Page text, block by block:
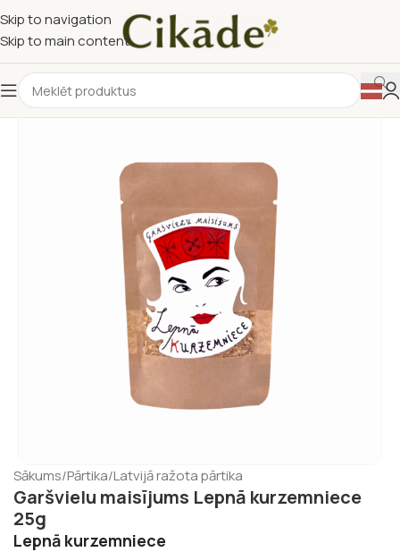
Skip to navigation
Skip to main content
Sākums/Pārtika/Latvijā ražota pārtika
Garšvielu maisījums Lepnā kurzemniece
25g
Lepnā kurzemniece